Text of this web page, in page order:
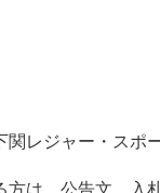
関レジャー・スポ
方は、公告文、入